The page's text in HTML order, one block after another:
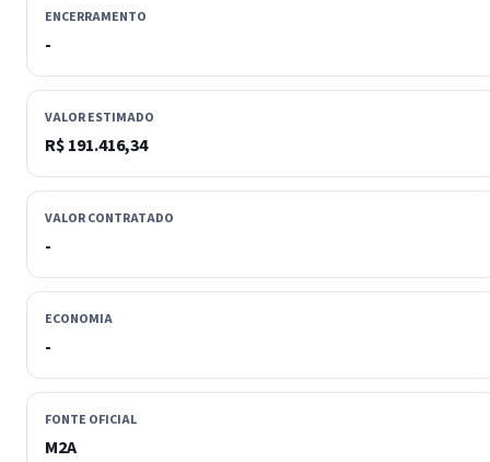
ENCERRAMENTO
-
VALOR ESTIMADO
R$ 191.416,34
VALOR CONTRATADO
-
ECONOMIA
-
FONTE OFICIAL
M2A